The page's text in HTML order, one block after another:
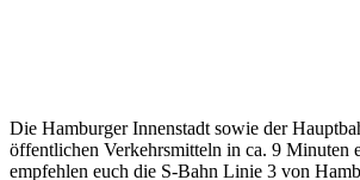
Die Hamburger Innenstadt sowie der
öffentlichen Verkehrsmitteln in ca. 9 Minuten
empfehlen euch die S-Bahn Linie 3 von